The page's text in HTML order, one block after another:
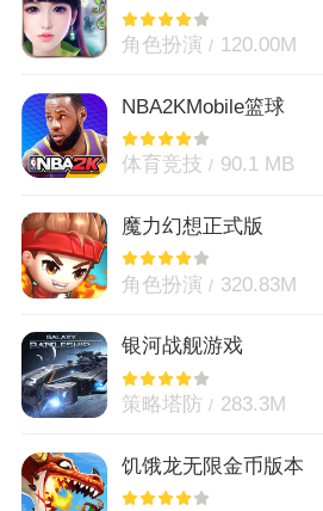
角色扮演 120.00M
NBA2KMobile篮球
体育竞技 90.1 MB
魔力幻想正式版
角色扮演 320.83M
银河战舰游戏
策略塔防 283.3M
饥饿龙无限金币版本